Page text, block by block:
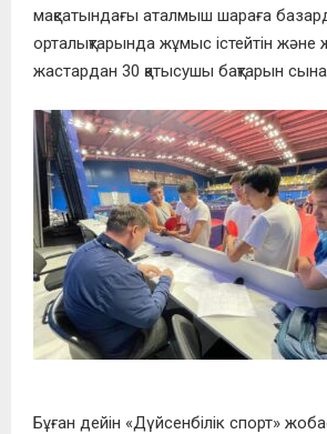
мақсатындағы аталмыш шараға
орталықтарында жұмыс істейтін
жастардан 30 қатысушы бақтарын
Бұған дейін «Дүйсенбілік спорт»